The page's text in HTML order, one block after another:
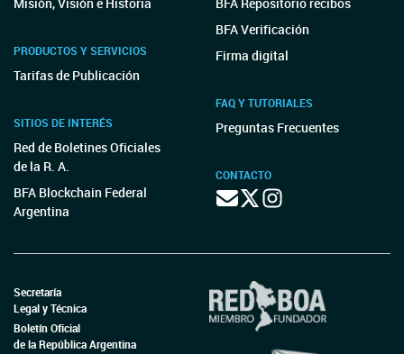
PRODUCTOS Y SERVICIOS
Tarifas de Publicación
SITIOS DE INTERÉS
Red de Boletines Oficiales
de la R. A.
BFA Blockchain Federal
Argentina
BFA Verificación
Firma digital
FAQ Y TUTORIALES
Preguntas Frecuentes
CONTACTO
Secretaría
Legal y Técnica
Boletín Oficial
de la República Argentina